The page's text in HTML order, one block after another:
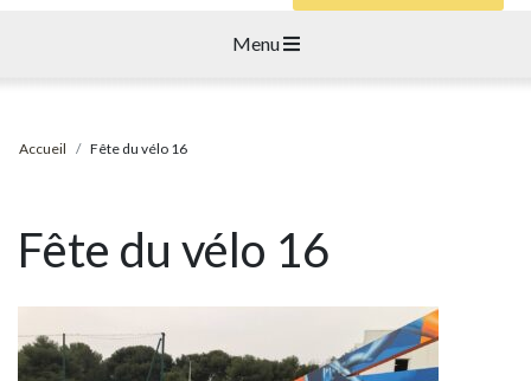
Menu
Accueil Fête du vélo 16
Fête du vélo 16